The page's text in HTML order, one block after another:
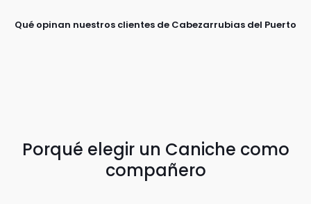
Qué opinan nuestros clientes de Cabezarrubias del Puerto
Porqué elegir un Caniche como
compañero